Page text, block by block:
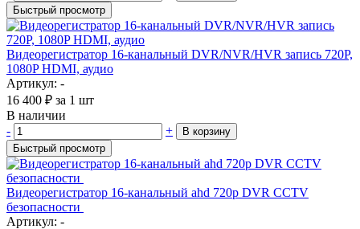
Быстрый просмотр
Видеорегистратор 16-канальный DVR/NVR/HVR запись 720P,
1080P HDMI, аудио
Артикул: -
16 400 ₽ за 1 шт
В наличии
-
+
В корзину
Быстрый просмотр
Видеорегистратор 16-канальный ahd 720p DVR CCTV
безопасности
Артикул: -